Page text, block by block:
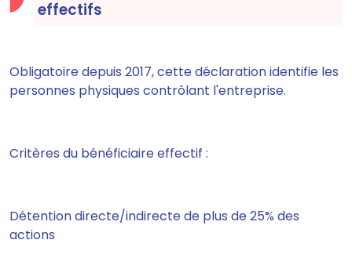
effectifs
Obligatoire depuis 2017, cette déclaration identifie les
personnes physiques contrôlant l'entreprise.
Critères du bénéficiaire effectif :
Détention directe/indirecte de plus de 25% des
actions